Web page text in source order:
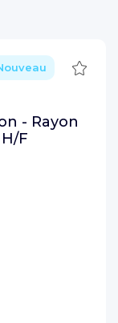
- Rayon
F